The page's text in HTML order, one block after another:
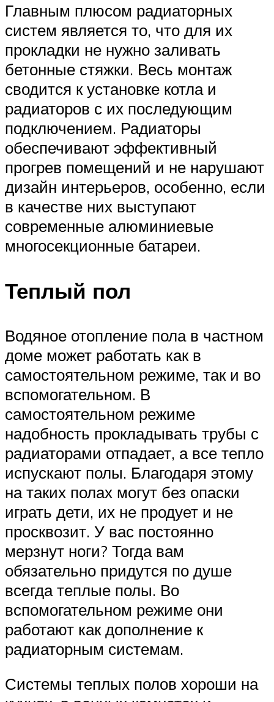
Главным плюсом радиаторных
систем является то, что для их
прокладки не нужно заливать
бетонные стяжки. Весь монтаж
сводится к установке котла и
радиаторов с их последующим
подключением. Радиаторы
обеспечивают эффективный
прогрев помещений и не нарушают
дизайн интерьеров, особенно, если
в качестве них выступают
современные алюминиевые
многосекционные батареи.
Теплый пол
Водяное отопление пола в частном
доме может работать как в
самостоятельном режиме, так и во
вспомогательном. В
самостоятельном режиме
надобность прокладывать трубы с
радиаторами отпадает, а все тепло
испускают полы. Благодаря этому
на таких полах могут без опаски
играть дети, их не продует и не
просквозит. У вас постоянно
мерзнут ноги? Тогда вам
обязательно придутся по душе
всегда теплые полы. Во
вспомогательном режиме они
работают как дополнение к
радиаторным системам.
Системы теплых полов хороши на